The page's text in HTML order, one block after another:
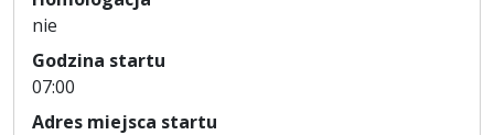
nie
Godzina startu
07:00
Adres miejsca startu